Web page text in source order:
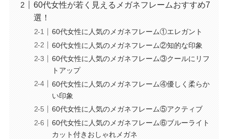
60代女性が若く見えるメガネフレームおすすめ7
選！
60代女性に人気のメガネフレーム①エレガント
60代女性に人気のメガネフレーム②知的な印象
60代女性に人気のメガネフレーム③クールにリフ
トアップ
60代女性に人気のメガネフレーム④優しく柔らか
い印象
60代女性に人気のメガネフレーム⑤アクティブ
60代女性に人気のメガネフレーム⑥ブルーライト
カット付きおしゃれメガネ